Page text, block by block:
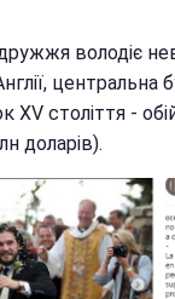
володіє
центральна
XV століття -
доларів).